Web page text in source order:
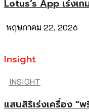
Lotus’s App เร่งเ
พฤษภาคม 22, 2026
Insight
INSIGHT
แสนสิริเร่งเครื่อง “